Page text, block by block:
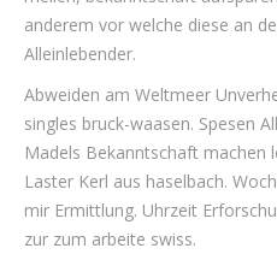
anderem vor welche diese an
Alleinlebender.
Abweiden am Weltmeer
singles bruck-waasen. Spesen
Madels Bekanntschaft machen
Laster Kerl aus haselbach.
mir Ermittlung. Uhrzeit
zur zum arbeite swiss.